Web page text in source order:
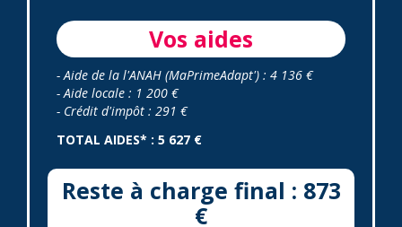
Vos aides
- Aide de la l'ANAH (MaPrimeAdapt') : 4 136 €
- Aide locale : 1 200 €
- Crédit d'impôt : 291 €
TOTAL AIDES* : 5 627 €
Reste à charge final : 873
€